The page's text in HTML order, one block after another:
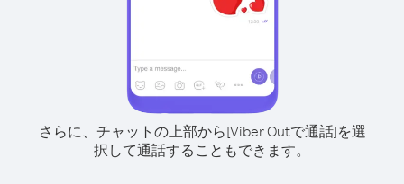
さらに、チャットの上部から[Viber Outで通話]を選
択して通話することもできます。